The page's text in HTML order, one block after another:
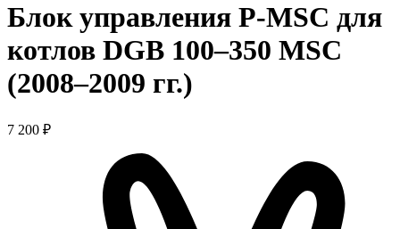
Блок управления P-MSC для
котлов DGB 100–350 MSC
(2008–2009 гг.)
7 200 ₽